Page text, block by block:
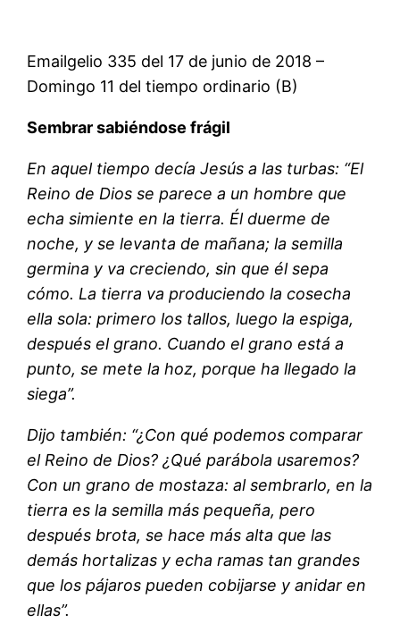
Emailgelio 335 del 17 de junio de 2018 –
Domingo 11 del tiempo ordinario (B)
Sembrar sabiéndose frágil
En aquel tiempo decía Jesús a las turbas: “El
Reino de Dios se parece a un hombre que
echa simiente en la tierra. Él duerme de
noche, y se levanta de mañana; la semilla
germina y va creciendo, sin que él sepa
cómo. La tierra va produciendo la cosecha
ella sola: primero los tallos, luego la espiga,
después el grano. Cuando el grano está a
punto, se mete la hoz, porque ha llegado la
siega”.
Dijo también: “¿Con qué podemos comparar
el Reino de Dios? ¿Qué parábola usaremos?
Con un grano de mostaza: al sembrarlo, en la
tierra es la semilla más pequeña, pero
después brota, se hace más alta que las
demás hortalizas y echa ramas tan grandes
que los pájaros pueden cobijarse y anidar en
ellas”.